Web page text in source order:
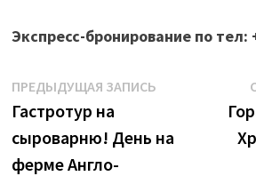
Экспресс-бронирование по тел:
Навигация
по
записям
ПРЕДЫДУЩАЯ ЗАПИСЬПредыдущая
Гастротур на
сыроварню! День на
ферме Англо-